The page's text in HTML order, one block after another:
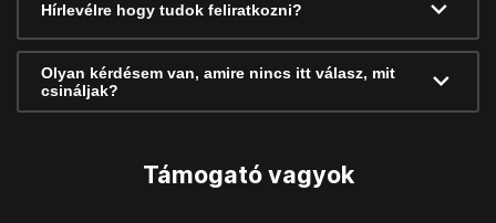
Hírlevélre hogy tudok feliratkozni?
Olyan kérdésem van, amire nincs itt válasz, mit
csináljak?
Támogató vagyok